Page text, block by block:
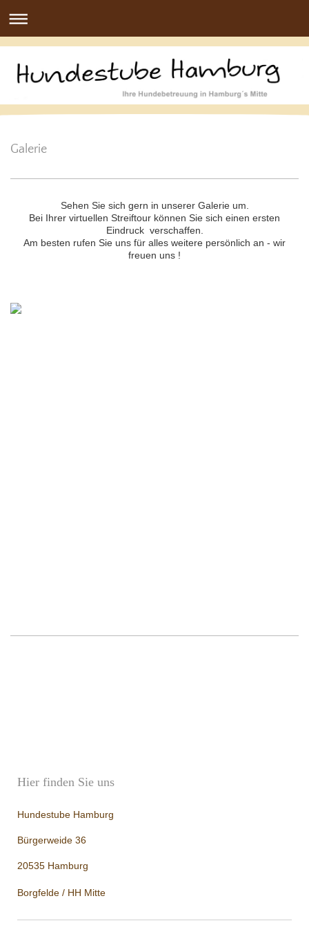
Galerie
Sehen Sie sich gern in unserer Galerie um.
Bei Ihrer virtuellen Streiftour können Sie sich einen ersten
Eindruck verschaffen.
Am besten rufen Sie uns für alles weitere persönlich an - wir
freuen uns !
Hier finden Sie uns
Hundestube Hamburg
Bürgerweide 36
20535 Hamburg
Borgfelde / HH Mitte